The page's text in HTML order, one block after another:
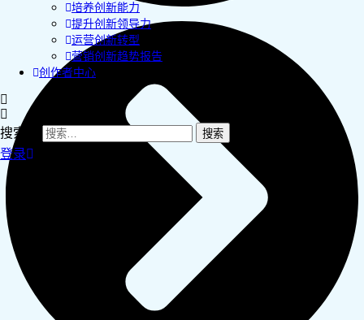
培养创新能力
提升创新领导力
运营创新转型
营销创新趋势报告
创作者中心
搜索：
登录